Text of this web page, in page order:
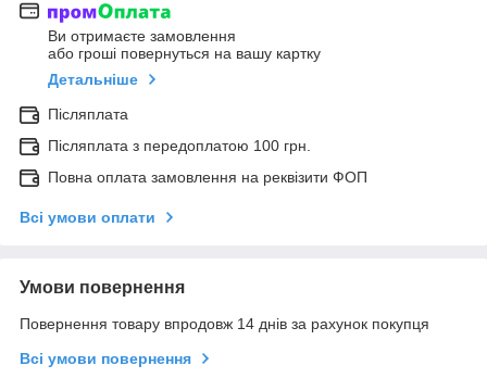
Ви отримаєте замовлення
або гроші повернуться на вашу картку
Детальніше
Післяплата
Післяплата з передоплатою 100 грн.
Повна оплата замовлення на реквізити ФОП
Всі умови оплати
Умови повернення
Повернення товару впродовж 14 днів за рахунок покупця
Всі умови повернення